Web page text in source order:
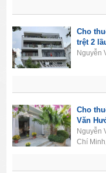
Cho
trệt 2
Nguyễn
Cho
Văn
Nguyễn
Chí